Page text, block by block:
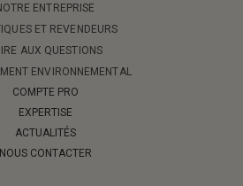
ENTREPRISE
ET REVENDEURS
AUX QUESTIONS
ENVIRONNEMENTAL
COMPTE PRO
EXPERTISE
ACTUALITÉS
NOUS CONTACTER